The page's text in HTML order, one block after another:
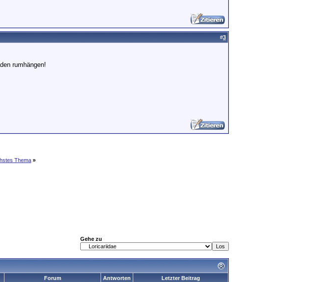
#3
rumhängen!
Thema »
Gehe zu
Forum Antworten Letzter Beitrag